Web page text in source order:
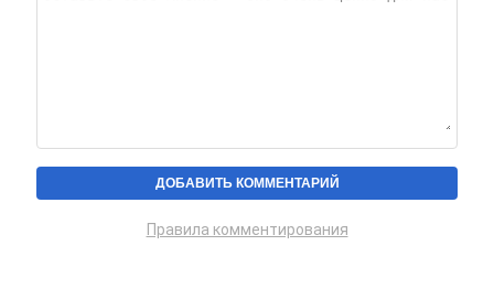
Правила комментирования